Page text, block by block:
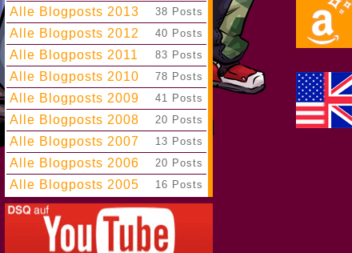
Alle Blogposts 2013 38 Posts
Alle Blogposts 2012 40 Posts
Alle Blogposts 2011 83 Posts
Alle Blogposts 2010 78 Posts
Alle Blogposts 2009 41 Posts
Alle Blogposts 2008 20 Posts
Alle Blogposts 2007 13 Posts
Alle Blogposts 2006 20 Posts
Alle Blogposts 2005 16 Posts